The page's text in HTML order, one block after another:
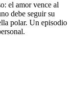
el amor vence al
debe seguir su
polar. Un episodio